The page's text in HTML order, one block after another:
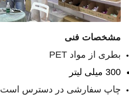
مشخصات فنی
بطری از مواد PET
300 میلی لیتر
چاپ سفارشی در دسترس است